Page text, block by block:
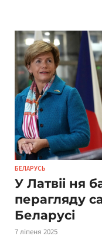
БЕЛАРУСЬ
У Латвіі ня
перагляду
Беларусі
7 ліпеня 2025